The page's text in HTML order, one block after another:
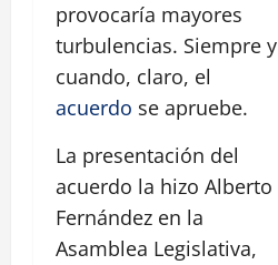
provocaría mayores
turbulencias. Siempre y
cuando, claro, el
acuerdo se apruebe.
La presentación del
acuerdo la hizo Alberto
Fernández en la
Asamblea Legislativa,